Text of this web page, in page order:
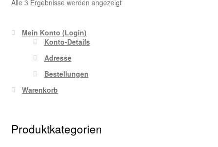
Alle 3 Ergebnisse werden angezeigt
Mein Konto (Login)
Konto-Details
Adresse
Bestellungen
Warenkorb
Produktkategorien